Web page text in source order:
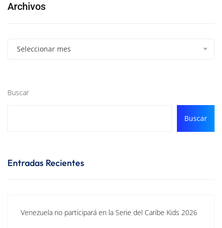
Archivos
Seleccionar mes
Buscar
Buscar
Entradas Recientes
Venezuela no participará en la Serie del Caribe Kids 2026